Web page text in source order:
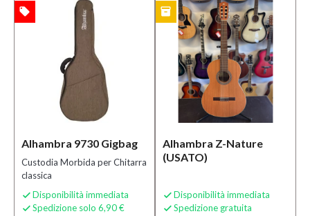
Borse
per
Chitarre
3/4 e 7/8
(6)
MOSTRA
Alhambra 9730 Gigbag
Custodia Morbida per Chitarra
classica
 Disponibilità immediata
 Spedizione solo 6,90 €
local_offer
Alhambra Z-Nature
(USATO)
 Disponibilità immediata
 Spedizione gratuita
inventory